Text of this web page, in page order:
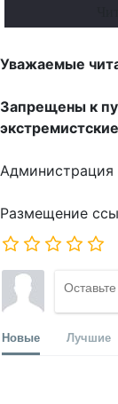
Уважаемые
Запрещены к
Администрация
Размещение
Новые Лучшие